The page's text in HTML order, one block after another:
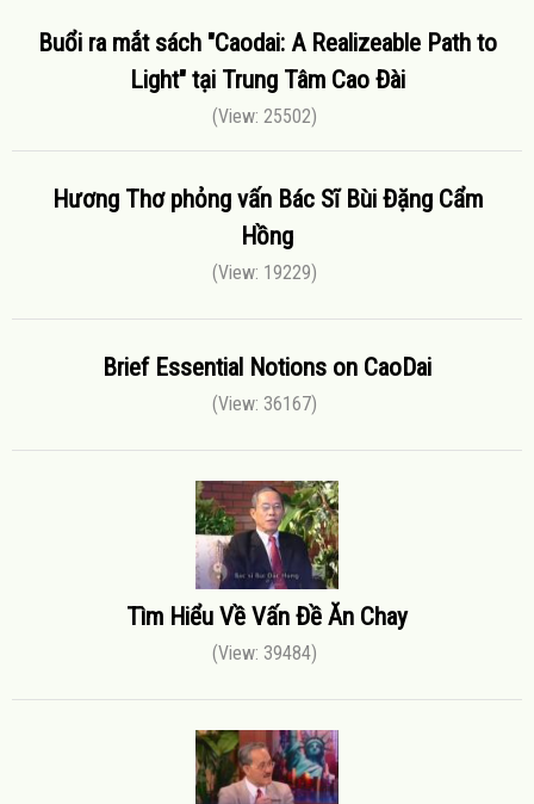
Buổi ra mắt sách "Caodai: A Realizeable Path to
Light" tại Trung Tâm Cao Đài
(View: 25502)
Hương Thơ phỏng vấn Bác Sĩ Bùi Đặng Cẩm
Hồng
(View: 19229)
Brief Essential Notions on CaoDai
(View: 36167)
Tìm Hiểu Về Vấn Đề Ăn Chay
(View: 39484)